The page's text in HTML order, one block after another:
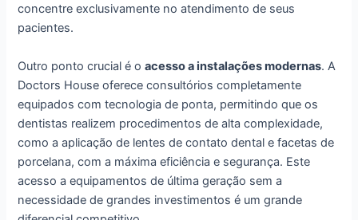
concentre exclusivamente no atendimento de seus
pacientes.
Outro ponto crucial é oacesso a instalações modernas. A
Doctors House oferece consultórios completamente
equipados com tecnologia de ponta, permitindo que os
dentistas realizem procedimentos de alta complexidade,
como a aplicação de lentes de contato dental e facetas de
porcelana, com a máxima eficiência e segurança. Este
acesso a equipamentos de última geração sem a
necessidade de grandes investimentos é um grande